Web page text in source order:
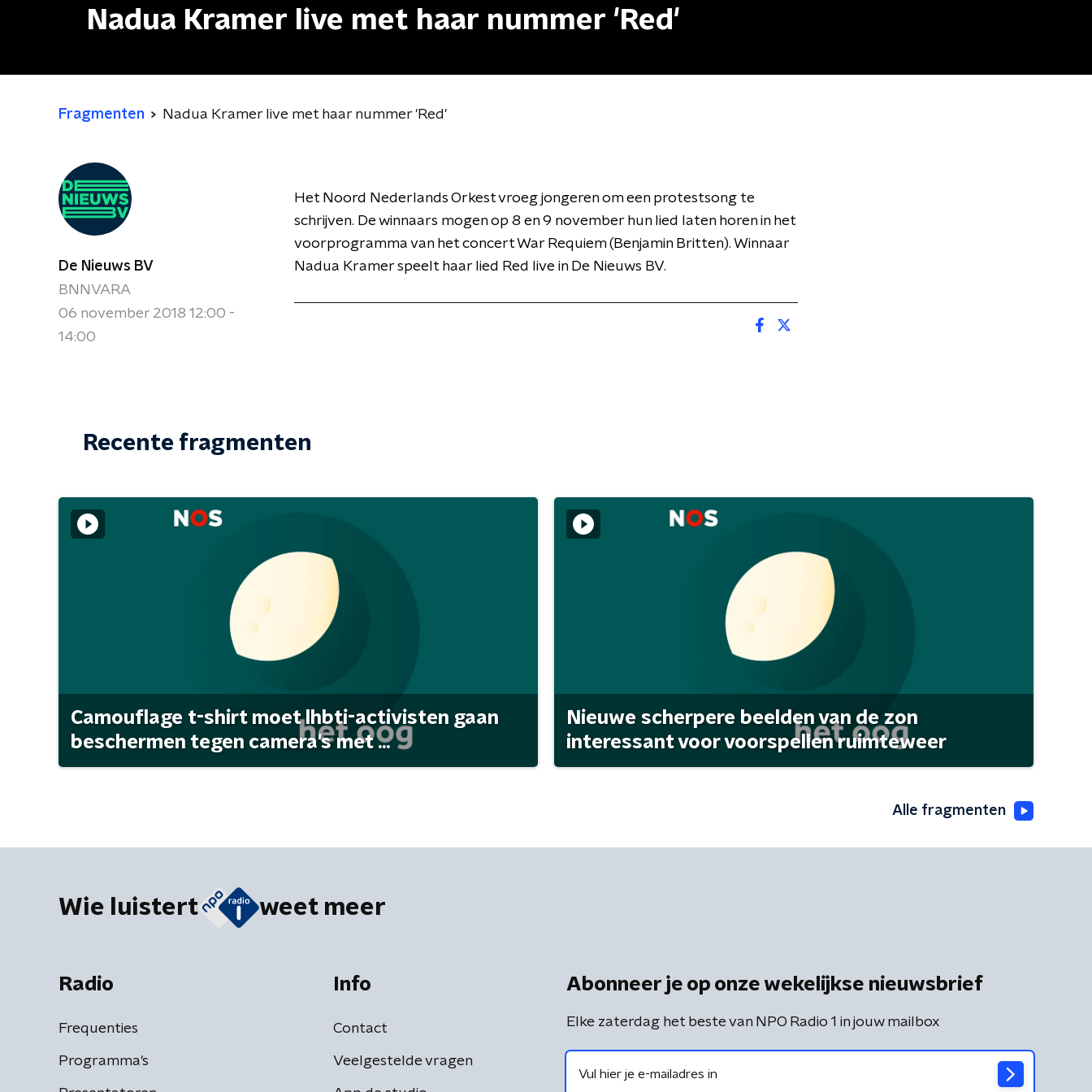
Nadua Kramer live met haar nummer 'Red'
Fragmenten Nadua Kramer live met haar nummer 'Red'
De Nieuws BV
BNNVARA
06 november 2018 12:00 -
14:00
Het Noord Nederlands Orkest vroeg jongeren om een protestsong te
schrijven. De winnaars mogen op 8 en 9 november hun lied laten horen in het
voorprogramma van het concert War Requiem (Benjamin Britten). Winnaar
Nadua Kramer speelt haar lied Red live in De Nieuws BV.
Recente fragmenten
Camouflage t-shirt moet lhbti-activisten gaan
beschermen tegen camera's met ...
Nieuwe scherpere beelden van de zon
interessant voor voorspellen ruimteweer
Alle fragmenten
Wie luistert weet meer
Radio
Frequenties
Programma's
Info
Contact
Veelgestelde vragen
Abonneer je op onze wekelijkse nieuwsbrief
Elke zaterdag het beste van NPO Radio 1 in jouw mailbox